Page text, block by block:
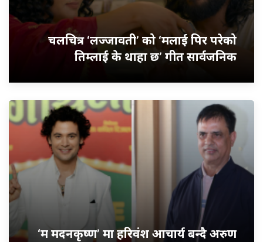
चलचित्र ‘लज्जावती’ को ‘मलाई पिर परेको
तिम्लाई के थाहा छ’ गीत सार्वजनिक
‘म मदनकृष्ण’ मा हरिवंश आचार्य बन्दै अरुण